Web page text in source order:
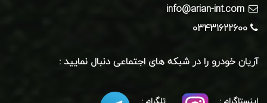
03431622600
آریان خودرو را در شبکه های اجتماعی دنبال نمایید :